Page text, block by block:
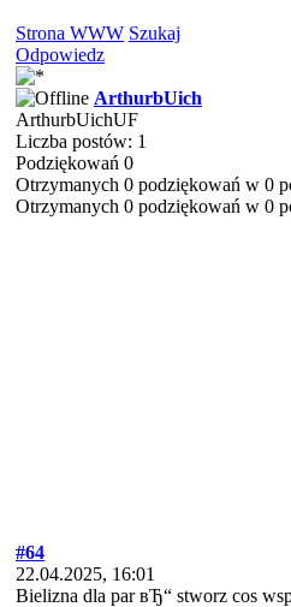
Strona WWW Szukaj
Odpowiedz
ArthurbUich
ArthurbUichUF
Liczba postów: 1
Podziękowań 0
Otrzymanych 0 podziękowań w 0
Otrzymanych 0 podziękowań w 0
#64
22.04.2025, 16:01
Bielizna dla par вЂ“ stworz cos